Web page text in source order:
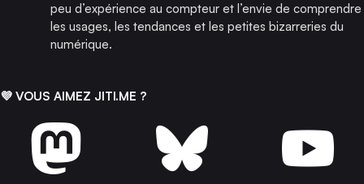
peu d’expérience au compteur et l’envie de comprendre
les usages, les tendances et les petites bizarreries du
numérique.
💜 VOUS AIMEZ JITI.ME ?